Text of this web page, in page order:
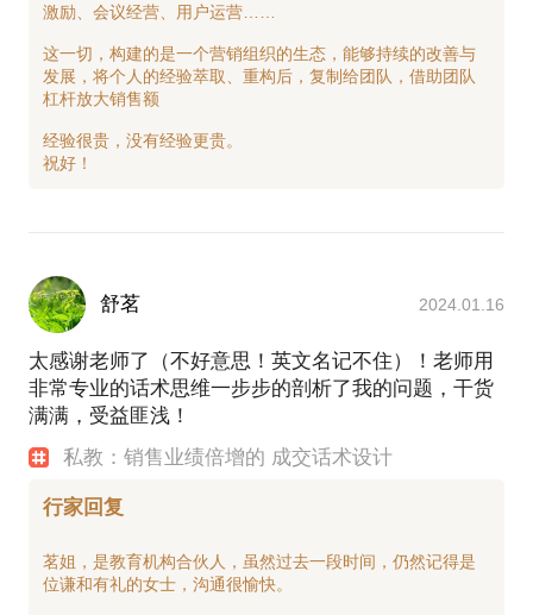
激励、会议经营、用户运营……
这一切，构建的是一个营销组织的生态，能够持续的改善与
发展，将个人的经验萃取、重构后，复制给团队，借助团队
杠杆放大销售额
经验很贵，没有经验更贵。
舒茗 2024.01.16
太感谢老师了（不好意思！英文名记不住）！老师用
非常专业的话术思维一步步的剖析了我的问题，干货
满满，受益匪浅！
私教：销售业绩倍增的 成交话术设计
行家回复
茗姐，是教育机构合伙人，虽然过去一段时间，仍然记得是
位谦和有礼的女士，沟通很愉快。